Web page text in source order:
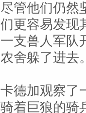
尽管他们仍然
们更容易发现
一支兽人军队
农舍躲了进去
卡德加观察了
骑着巨狼的骑